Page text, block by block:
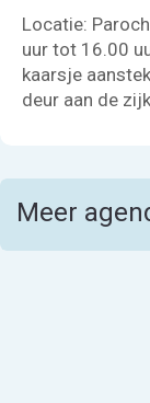
Locatie:
uur tot 16.00
kaarsje
deur aan de
Meer